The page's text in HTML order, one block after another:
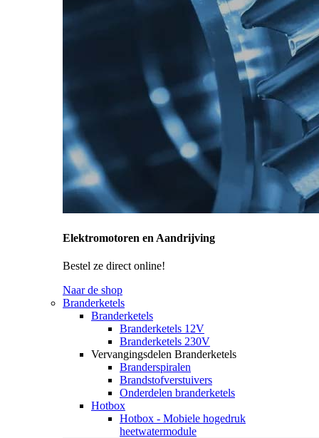
Elektromotoren en Aandrijving
Bestel ze direct online!
Naar de shop
Branderketels
Branderketels
Branderketels 12V
Branderketels 230V
Vervangingsdelen Branderketels
Branderspiralen
Brandstofverstuivers
Onderdelen branderketels
Hotbox
Hotbox - Mobiele hogedruk
heetwatermodule